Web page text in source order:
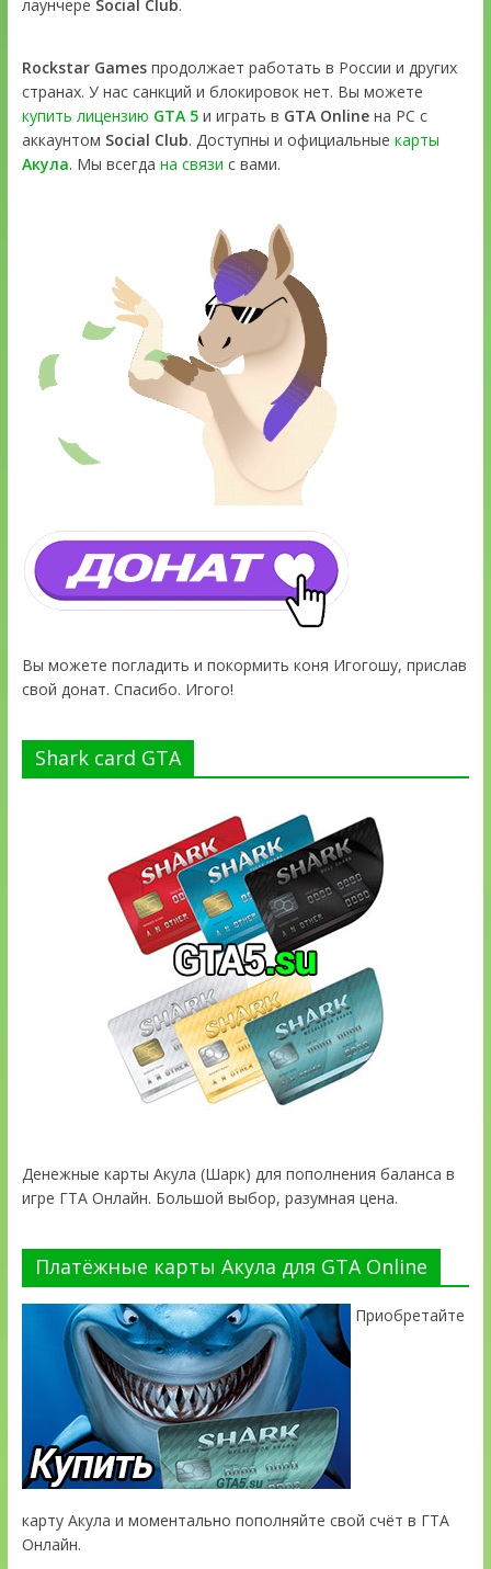
лаунчере Social Club.
Rockstar Gamesпродолжает работать в России и других
странах. У нас санкций и блокировок нет. Вы можете
купить лицензию GTA 5и играть в GTA Onlineна PC с
аккаунтом Social Club. Доступны и официальные карты
Акула. Мы всегда на связи с вами.
Вы можете погладить и покормить коня Игогошу, прислав
свой донат. Спасибо. Игого!
Shark card GTA
Денежные карты Акула (Шарк) для пополнения баланса в
игре ГТА Онлайн. Большой выбор, разумная цена.
Платёжные карты Акула для GTA Online
Приобретайте
карту Акула и моментально пополняйте свой счёт в ГТА
Онлайн.